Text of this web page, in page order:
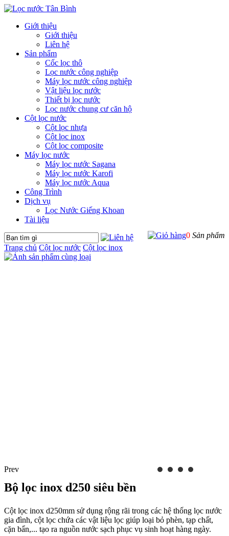
Giới thiệu
Giới thiệu
Liên hệ
Sản phẩm
Cốc lọc thô
Lọc nước công nghiệp
Máy lọc nước công nghiệp
Vật liệu lọc nước
Thiết bị lọc nước
Lọc nước chung cư căn hộ
Cột lọc nước
Cột lọc nhựa
Cột lọc inox
Cột lọc composite
Máy lọc nước
Máy lọc nước Sagana
Máy lọc nước Karofi
Máy lọc nước Aqua
Công Trình
Dịch vụ
Lọc Nước Giếng Khoan
Tài liệu
0 Sản phẩm
Trang chủ Cột lọc nước Cột lọc inox
Prev
Bộ lọc inox d250 siêu bền
Cột lọc inox d250mm sử dụng rộng rãi trong các hệ thống lọc nước
gia đình, cột lọc chứa các vật liệu lọc giúp loại bỏ phèn, tạp chất,
cặn bẩn,... tạo ra nguồn nước sạch phục vụ sinh hoạt hàng ngày.